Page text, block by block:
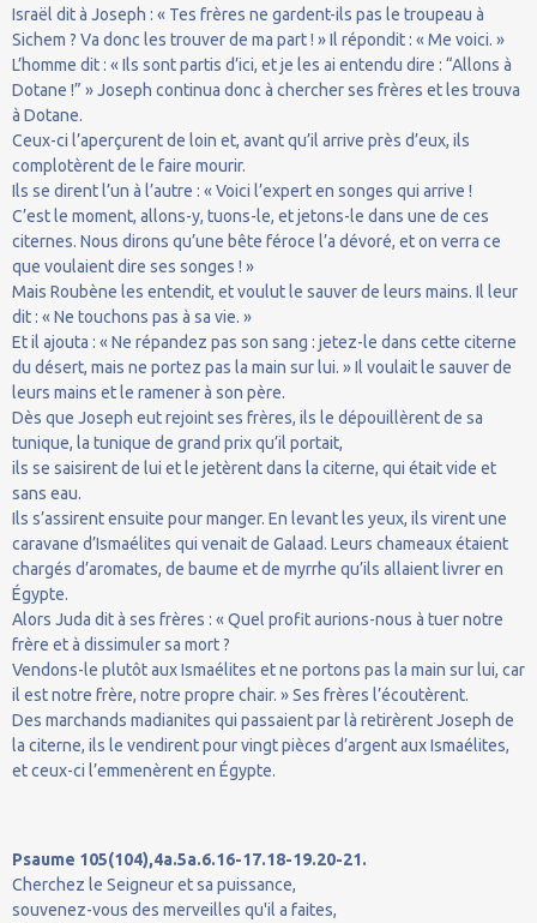
Israël dit à Joseph : « Tes frères ne gardent-ils pas le troupeau à
Sichem ? Va donc les trouver de ma part ! » Il répondit : « Me voici. »
L’homme dit : « Ils sont partis d’ici, et je les ai entendu dire : “Allons à
Dotane !” » Joseph continua donc à chercher ses frères et les trouva
à Dotane.
Ceux-ci l’aperçurent de loin et, avant qu’il arrive près d’eux, ils
complotèrent de le faire mourir.
Ils se dirent l’un à l’autre : « Voici l’expert en songes qui arrive !
C’est le moment, allons-y, tuons-le, et jetons-le dans une de ces
citernes. Nous dirons qu’une bête féroce l’a dévoré, et on verra ce
que voulaient dire ses songes ! »
Mais Roubène les entendit, et voulut le sauver de leurs mains. Il leur
dit : « Ne touchons pas à sa vie. »
Et il ajouta : « Ne répandez pas son sang : jetez-le dans cette citerne
du désert, mais ne portez pas la main sur lui. » Il voulait le sauver de
leurs mains et le ramener à son père.
Dès que Joseph eut rejoint ses frères, ils le dépouillèrent de sa
tunique, la tunique de grand prix qu’il portait,
ils se saisirent de lui et le jetèrent dans la citerne, qui était vide et
sans eau.
Ils s’assirent ensuite pour manger. En levant les yeux, ils virent une
caravane d’Ismaélites qui venait de Galaad. Leurs chameaux étaient
chargés d’aromates, de baume et de myrrhe qu’ils allaient livrer en
Égypte.
Alors Juda dit à ses frères : « Quel profit aurions-nous à tuer notre
frère et à dissimuler sa mort ?
Vendons-le plutôt aux Ismaélites et ne portons pas la main sur lui, car
il est notre frère, notre propre chair. » Ses frères l’écoutèrent.
Des marchands madianites qui passaient par là retirèrent Joseph de
la citerne, ils le vendirent pour vingt pièces d’argent aux Ismaélites,
et ceux-ci l’emmenèrent en Égypte.
Psaume 105(104),4a.5a.6.16-17.18-19.20-21.
Cherchez le Seigneur et sa puissance,
souvenez-vous des merveilles qu'il a faites,